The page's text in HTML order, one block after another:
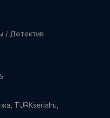
/ Детектив
TURKserialru,